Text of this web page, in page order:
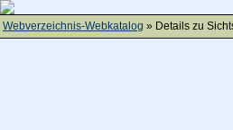
Webverzeichnis-Webkatalog » Details zu